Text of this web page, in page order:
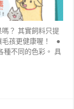
？ 其實飼料只提
毛孩更健康喔！ ●
種不同的色彩。 具